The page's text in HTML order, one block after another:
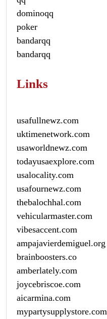
dominoqq
poker
bandarqq
bandarqq
Links
usafullnewz.com
uktimenetwork.com
usaworldnewz.com
todayusaexplore.com
usalocality.com
usafournewz.com
thebalochhal.com
vehicularmaster.com
vibesaccent.com
ampajavierdemiguel.org
brainboosters.co
amberlately.com
joycebriscoe.com
aicarmina.com
mypartysupplystore.com